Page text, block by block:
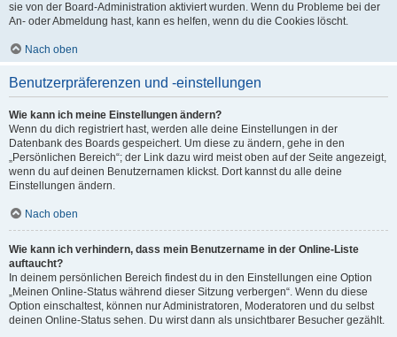
sie von der Board-Administration aktiviert wurden. Wenn du Probleme bei der
An- oder Abmeldung hast, kann es helfen, wenn du die Cookies löscht.
Nach oben
Benutzerpräferenzen und -einstellungen
Wie kann ich meine Einstellungen ändern?
Wenn du dich registriert hast, werden alle deine Einstellungen in der
Datenbank des Boards gespeichert. Um diese zu ändern, gehe in den
„Persönlichen Bereich“; der Link dazu wird meist oben auf der Seite angezeigt,
wenn du auf deinen Benutzernamen klickst. Dort kannst du alle deine
Einstellungen ändern.
Nach oben
Wie kann ich verhindern, dass mein Benutzername in der Online-Liste
auftaucht?
In deinem persönlichen Bereich findest du in den Einstellungen eine Option
„Meinen Online-Status während dieser Sitzung verbergen“. Wenn du diese
Option einschaltest, können nur Administratoren, Moderatoren und du selbst
deinen Online-Status sehen. Du wirst dann als unsichtbarer Besucher gezählt.